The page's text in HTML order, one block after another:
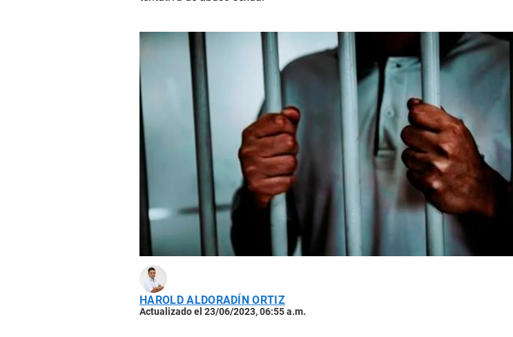
HAROLD ALDORADÍN ORTIZ
Actualizado el 23/06/2023, 06:55 a.m.